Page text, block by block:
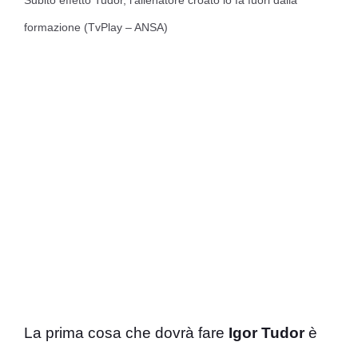
formazione (TvPlay – ANSA)
La prima cosa che dovrà fare Igor Tudorè